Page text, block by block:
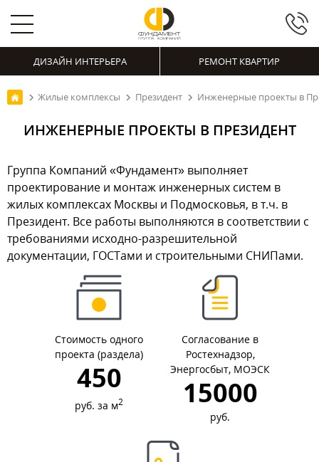
ДИЗАЙН ИНТЕРЬЕРА РЕМОНТ КВАРТИР
Жилые комплексы Президент Инженерные проекты в
ИНЖЕНЕРНЫЕ ПРОЕКТЫ В ПРЕЗИДЕНТ
Группа Компаний «Фундамент» выполняет
проектирование и монтаж инженерных систем в
жилых комплексах Москвы и Подмосковья, в т.ч. в
Президент. Все работы выполняются в соответствии с
требованиями исходно-разрешительной
документации, ГОСТами и строительными СНИПами.
Стоимость одного
проекта (раздела)
450
руб. за м2
Согласование в
Ростехнадзор,
Энергосбыт, МОЭСК
15000
руб.